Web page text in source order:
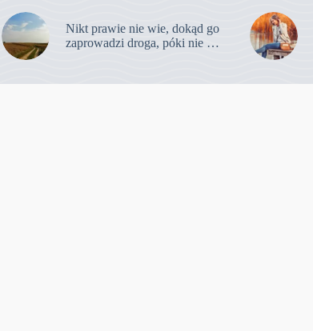
Nikt prawie nie wie, dokąd go
zaprowadzi droga, póki nie …